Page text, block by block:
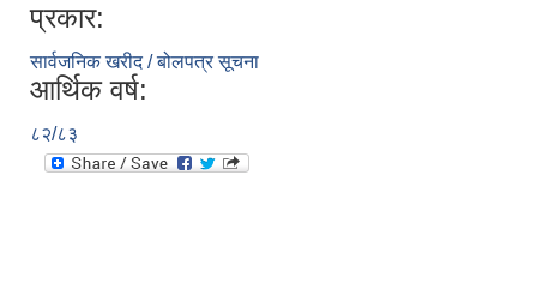
प्रकार:
सार्वजनिक खरीद / बोलपत्र सूचना
आर्थिक वर्ष:
८२/८३